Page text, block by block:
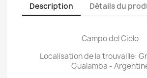
Description Détails du
Campo del Cielo
Localisation de la trouvaille:
Gualamba -